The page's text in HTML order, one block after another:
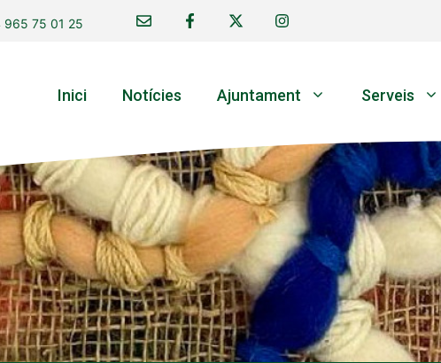
965 75 01 25
Inici Notícies Ajuntament Serveis